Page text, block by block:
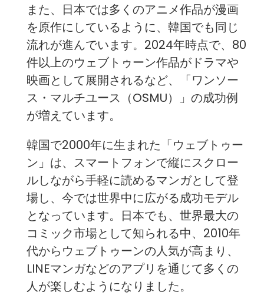
また、日本では多くのアニメ作品が漫画
を原作にしているように、韓国でも同じ
流れが進んでいます。2024年時点で、80
件以上のウェブトゥーン作品がドラマや
映画として展開されるなど、「ワンソー
ス・マルチユース（OSMU）」の成功例
が増えています。
韓国で2000年に生まれた「ウェブトゥー
ン」は、スマートフォンで縦にスクロー
ルしながら手軽に読めるマンガとして登
場し、今では世界中に広がる成功モデル
となっています。日本でも、世界最大の
コミック市場として知られる中、2010年
代からウェブトゥーンの人気が高まり、
LINEマンガなどのアプリを通じて多くの
人が楽しむようになりました。